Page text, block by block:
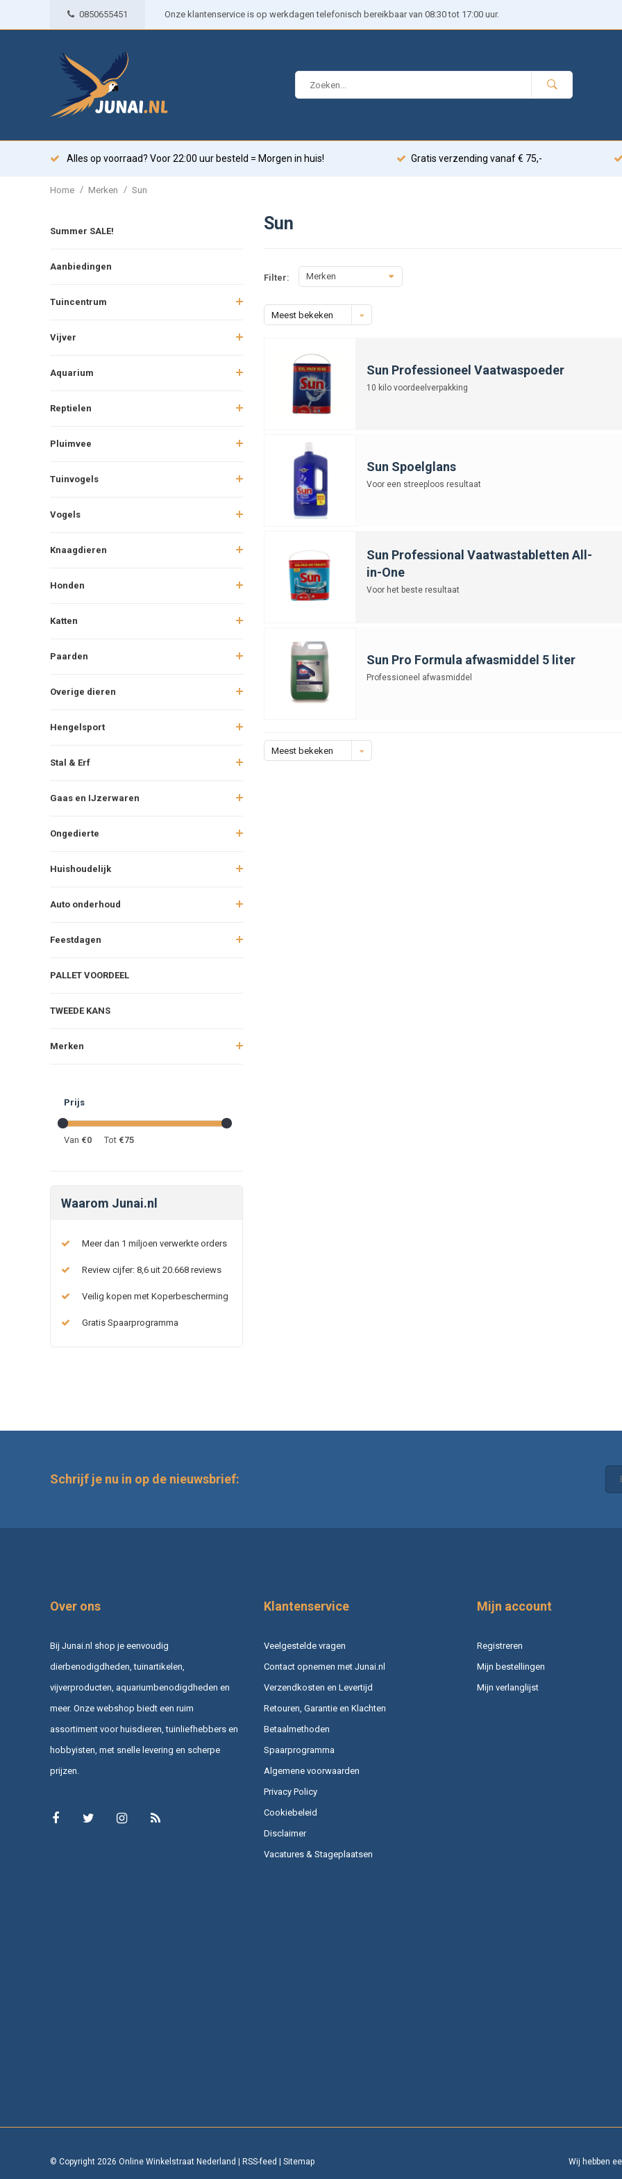
0850655451 Onze klantenservice is op werkdagen telefonisch bereikbaar van 08:30 tot 17:00 uur.
Alles op voorraad? Voor 22:00 uur besteld = Morgen in huis! Gratis verzending vanaf € 75,-
Home / Merken / Sun
Summer SALE!
Aanbiedingen
Tuincentrum
Vijver
Aquarium
Reptielen
Pluimvee
Tuinvogels
Vogels
Knaagdieren
Honden
Katten
Paarden
Overige dieren
Hengelsport
Stal & Erf
Gaas en IJzerwaren
Ongedierte
Huishoudelijk
Auto onderhoud
Feestdagen
PALLET VOORDEEL
TWEEDE KANS
Merken
Prijs
Van €0 Tot €75
Waarom Junai.nl
Meer dan 1 miljoen verwerkte orders
Review cijfer: 8,6 uit 20.668 reviews
Veilig kopen met Koperbescherming
Gratis Spaarprogramma
Sun
Filter: Merken
Meest bekeken
Sun Professioneel Vaatwaspoeder
10 kilo voordeelverpakking
Sun Spoelglans
Voor een streeploos resultaat
Sun Professional Vaatwastabletten All-
in-One
Voor het beste resultaat
Sun Pro Formula afwasmiddel 5 liter
Professioneel afwasmiddel
Meest bekeken
Schrijf je nu in op de nieuwsbrief:
Over ons
Bij Junai.nl shop je eenvoudig
dierbenodigdheden, tuinartikelen,
vijverproducten, aquariumbenodigdheden en
meer. Onze webshop biedt een ruim
assortiment voor huisdieren, tuinliefhebbers en
hobbyisten, met snelle levering en scherpe
prijzen.
Klantenservice
Veelgestelde vragen
Contact opnemen met Junai.nl
Verzendkosten en Levertijd
Retouren, Garantie en Klachten
Betaalmethoden
Spaarprogramma
Algemene voorwaarden
Privacy Policy
Cookiebeleid
Disclaimer
Vacatures & Stageplaatsen
Mijn account
Registreren
Mijn bestellingen
Mijn verlanglijst
© Copyright 2026 Online Winkelstraat Nederland | RSS-feed | Sitemap Wij hebben